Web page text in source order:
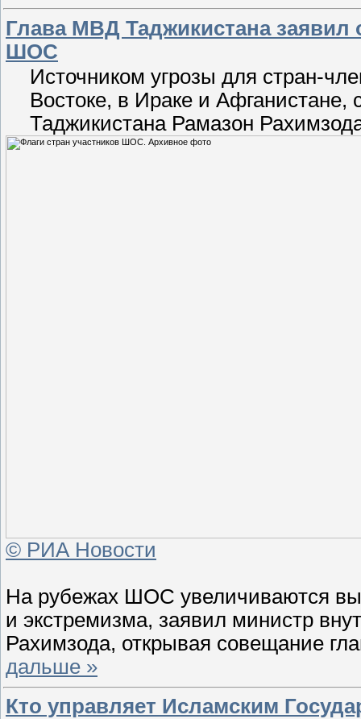
Глава МВД Таджикистана заявил
ШОС
Источником угрозы для стран-
Востоке, в Ираке и Афганистане,
Таджикистана Рамазон
© РИА Новости
На рубежах ШОС увеличиваются
и экстремизма, заявил министр
Рахимзода, открывая совещание
дальше »
Кто управляет Исламским